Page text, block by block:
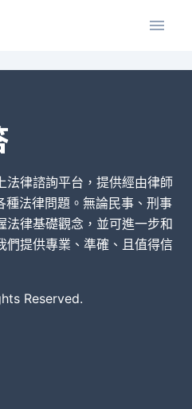
律諮詢平台，提供經由律師
種法律問題。無論民事、刑事
法律基礎觀念，並可進一步和
們提供專業、準確、且值得信
Reserved.